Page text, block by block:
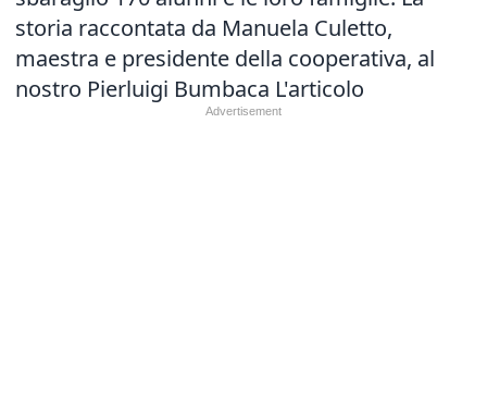
storia raccontata da Manuela Culetto,
maestra e presidente della cooperativa, al
nostro Pierluigi Bumbaca L'articolo